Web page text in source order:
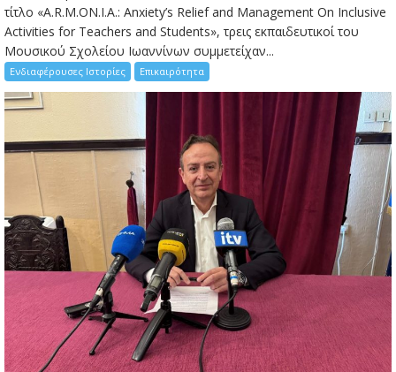
τίτλο «A.R.M.ON.I.A.: Anxiety’s Relief and Management On Inclusive
Activities for Teachers and Students», τρεις εκπαιδευτικοί του
Μουσικού Σχολείου Ιωαννίνων συμμετείχαν...
Ενδιαφέρουσες Ιστορίες Επικαιρότητα